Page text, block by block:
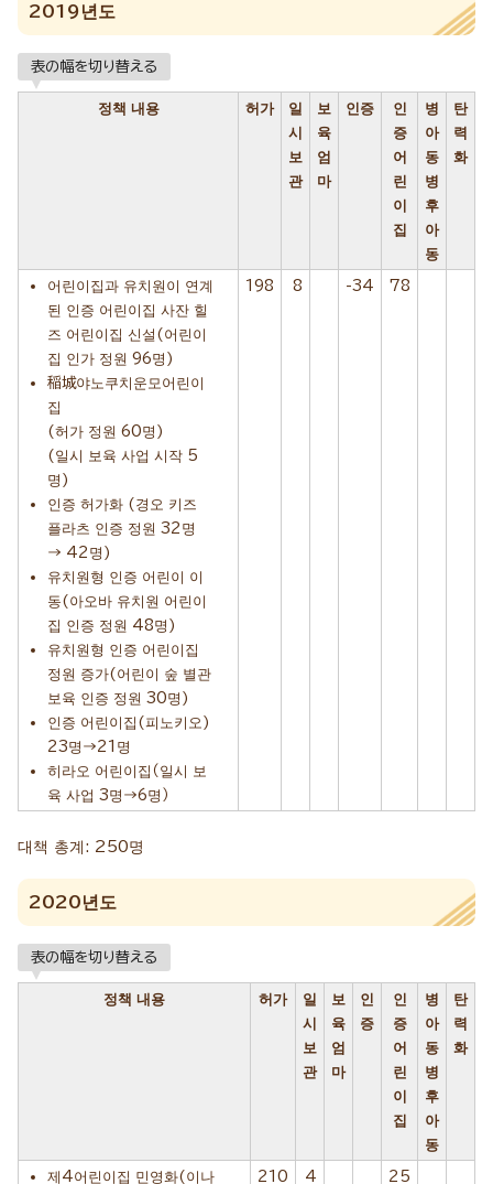
2019년도
表の幅を切り替える
정책 내용 허가
일
시
보
관
보
육
엄
마
인증
인
증
어
린
이
집
병
아
동
병
후
아
동
탄
력
화
어린이집과 유치원이 연계
된 인증 어린이집 사잔 힐
즈 어린이집 신설(어린이
집 인가 정원 96명)
稲城야노쿠치운모어린이
집
(허가 정원 60명)
(일시 보육 사업 시작 5
명)
인증 허가화 (경오 키즈
플라츠 인증 정원 32명
→ 42명)
유치원형 인증 어린이 이
동(아오바 유치원 어린이
집 인증 정원 48명)
유치원형 인증 어린이집
정원 증가(어린이 숲 별관
보육 인증 정원 30명)
인증 어린이집(피노키오)
23명→21명
히라오 어린이집（일시 보
육 사업 3명→6명）
198 8 -34 78
대책 총계: 250명
2020년도
表の幅を切り替える
정책 내용 허가
일
시
보
관
보
육
엄
마
인
증
인
증
어
린
이
집
병
아
동
병
후
아
동
탄
력
화
제4어린이집 민영화(이나
210 4 25